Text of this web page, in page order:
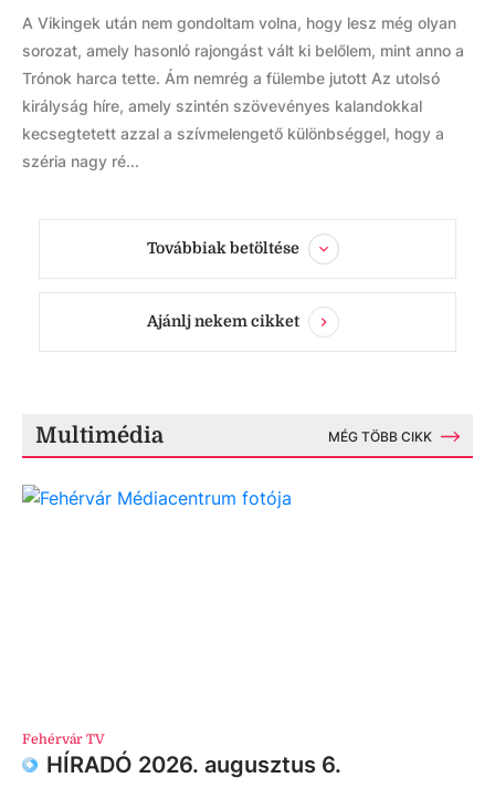
A Vikingek után nem gondoltam volna, hogy lesz még olyan
sorozat, amely hasonló rajongást vált ki belőlem, mint anno a
Trónok harca tette. Ám nemrég a fülembe jutott Az utolsó
királyság híre, amely szintén szövevényes kalandokkal
kecsegtetett azzal a szívmelengető különbséggel, hogy a
széria nagy ré...
Továbbiak betöltése
Ajánlj nekem cikket
Multimédia MÉG TÖBB CIKK
Fehérvár TV
HÍRADÓ 2026. augusztus 6.